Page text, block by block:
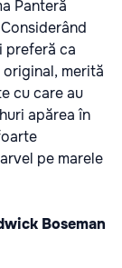
Panteră
preferă ca
merită
cu care au
apărea în
pe marele
Boseman